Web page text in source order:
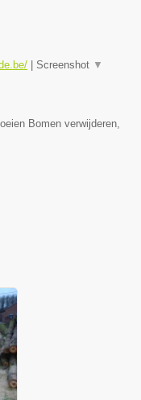
Screenshot ▼
Bomen verwijderen,